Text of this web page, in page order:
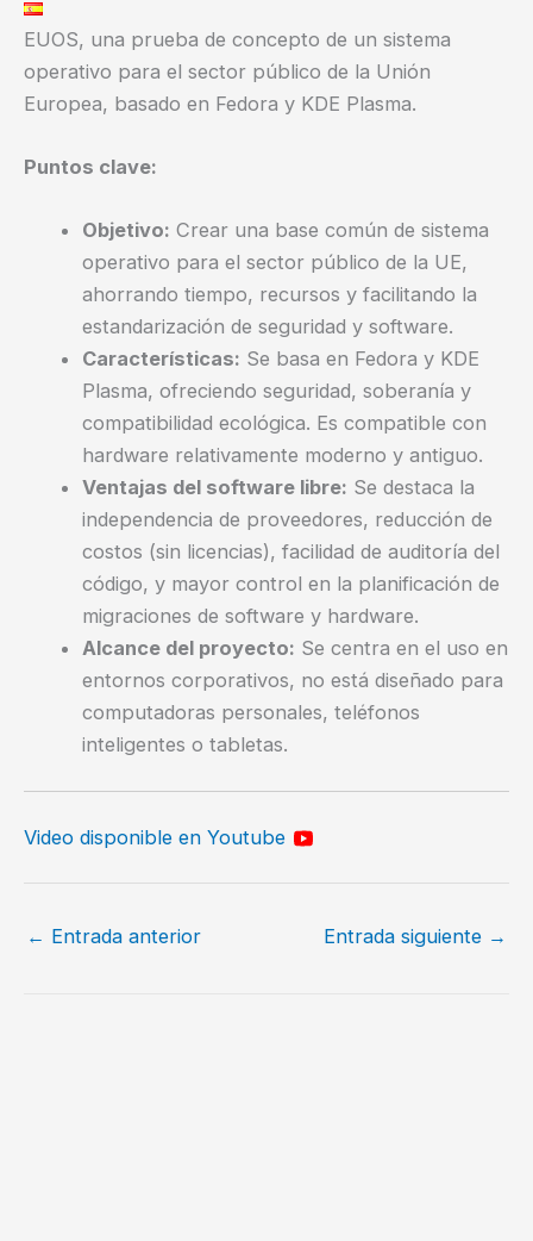
EUOS, una prueba de concepto de un sistema
operativo para el sector público de la Unión
Europea, basado en Fedora y KDE Plasma.
Puntos clave:
Objetivo: Crear una base común de sistema
operativo para el sector público de la UE,
ahorrando tiempo, recursos y facilitando la
estandarización de seguridad y software.
Características: Se basa en Fedora y KDE
Plasma, ofreciendo seguridad, soberanía y
compatibilidad ecológica. Es compatible con
hardware relativamente moderno y antiguo.
Ventajas del software libre: Se destaca la
independencia de proveedores, reducción de
costos (sin licencias), facilidad de auditoría del
código, y mayor control en la planificación de
migraciones de software y hardware.
Alcance del proyecto: Se centra en el uso en
entornos corporativos, no está diseñado para
computadoras personales, teléfonos
inteligentes o tabletas.
Video disponible en Youtube
← Entrada anterior Entrada siguiente →